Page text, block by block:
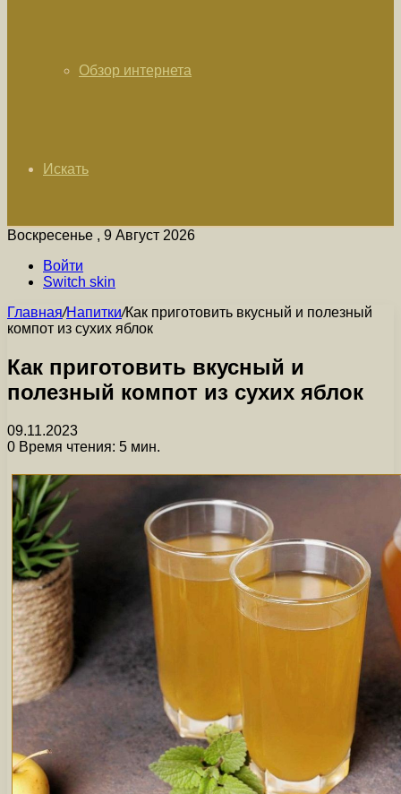
Обзор интернета
Искать
Воскресенье , 9 Август 2026
Войти
Switch skin
Главная/Напитки/Как приготовить вкусный и полезный
компот из сухих яблок
Как приготовить вкусный и
полезный компот из сухих яблок
09.11.2023
0 Время чтения: 5 мин.